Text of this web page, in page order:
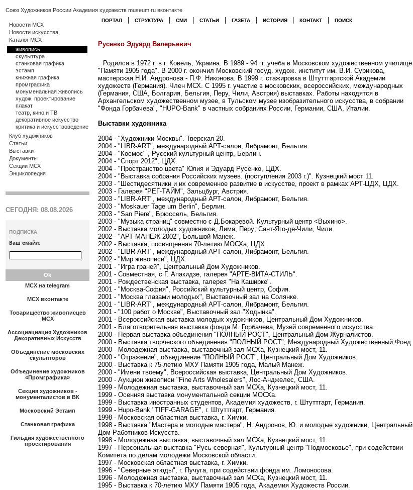
Союз Художников России Академия художеств museum.ru вконтакте
Новости МСХ
Новости искусства
Каталог МСХ
живопись
скульптура
станковая графика
эстамп
книжная графика
промграфика
монуменальная живопись
худож. проектирование
плакат
театр, кино и ТВ
декоративное искусство
критика и искусствоведение
Клуб художников
Статьи
Выставки
Документы
Секции МСХ
Энциклопедия
СЕГОДНЯ: 08.08.2026
ПОДПИСКА
Ваш емайл:
МСХ на telegram
МСХ вконтакте
Товарищество живописцев
МСХ
Ассоциациация Художников
Декоративных Искусств
Объединение московских
скульпторов
Объединение художников
«Промграфика»
Секция художников -
монументалистов в ВК
Московский Эстамп
Станковая графика
Гильдия художественного
проектирования
ПОРТАЛ СТРУКТУРА СМИ СТАТЬИ ГАЗЕТА ИСТОРИЯ КОНТАКТ ПОИСК
Русенко Эдуард Валерьевич
Родился в 1972 г. в г. Ковель, Украина. В 1989 - 94 гг. учеба в Московском художественном училище
"Памяти 1905 года". В 2000 г. окончил Московский госуд. худож. институт им. В.И. Сурикова,
мастерская Н.И. Андронова - П.Ф. Никонова. В 1999 г. стажировка в Штуттгартской Академии
художеств (Германия). Член МСХ. С 1995 г. участие в московских, всероссийских, международных
(Германия, США, Болгария, Бельгия, Перу, Чили, Австрия) выставках. Работы находятся в
Архангельском художественном музее, в Тульском музее изобразительного искусства, в собрании
"Фонда Горбачева", "HUPO-Bank" в частных собраниях России, Германии, США, Италии.
Выставки художника
2004 - "Художники Москвы". Тверская 20.
2004 - "LIBR-ART", международный АРТ-салон, Либрамонт, Бельгия.
2004 - "Космос" , Русский культурный центр, Берлин.
2004 - "Спорт 2012", ЦДХ.
2004 - "Пространство цвета" Юлия и Эдуард Русенко, ЦДХ.
2004 - "Выставка собрания Российских музеев. (поступления 2003 г.)". Кузнецкий мост 11.
2003 - "Шестидесятники и их современное развитие в искусстве, проект в рамках АРТ-ЦДХ, ЦДХ.
2003 - Галерея "РЕГ-ТАЙМ", Зальцбург, Австрия.
2003 - "LIBR-ART", международный АРТ-салон, Либрамонт, Бельгия.
2003 - "Moskauer Tage um Berlin", Берлин.
2003 - "San Piere", Брюссель, Бельгия.
2003 - "Музыка страниц" совместно с Д.Бокаревой. Культурный центр <Выхино>.
2002 - Выставка молодых художников, Лима, Перу; Сант-Яго-де-Чили, Чили.
2002 - "АРТ-МАНЕЖ 2002", Большой Манеж.
2002 - Выставка, посвященная 70-летию МОСХа, ЦДХ.
2002 - "LIBR-ART", международный АРТ-салон, Либрамонт, Бельгия.
2002 - "Мир живописи", ЦДХ.
2001 - "Игра граней", Центральный Дом Художников.
2001 - Совместная, с Г. Апакидзе, галерея "АРТЕ-ВИТА-СТИЛЬ".
2001 - Рождественская выставка, галерея "На Каширке".
2001 - "Москва-София", Российский культурный центр, София.
2001 - "Москва глазами молодых", Выставочный зал на Солянке.
2001 - "LIBR-ART", международный АРТ-салон, Либрамонт, Бельгия.
2001 - "100 работ о Москве", Выставочный зал "Ходынка".
2001 - Всероссийская выставка молодых художников, Центральный Дом Художников.
2001 - Благотворительная выставка фонда М. Горбачева, Музей современного искусства.
2000 - Первая выставка объединения "ПОЛНЫЙ РОСТ", Центральный Дом Журналистов.
2000 - Выставка творческого объединения "ПОЛНЫЙ РОСТ", Международный Художественный Фонд.
2000 - Молодежная выставка, выставочный зал МСХа, Кузнецкий мост, 11.
2000 - "Отражение", объединение "ПОЛНЫЙ РОСТ", Центральный Дом Художников.
2000 - Выставка к 75-летию МХУ Памяти 1905 года, Малый Манеж.
2000 - "Имени твоему", Всероссийская выставка, Центральный Дом Художников.
2000 - Аукцион живописи "Fine Arts Wholesalers", Лос-Анджелес, США.
1999 - Молодежная выставка, выставочный зал МСХа, Кузнецкий мост, 11.
1999 - Осенняя выставка монументальной секции МОСХа.
1999 - Выставка иностранных студентов, Академия художеств, г. Штуттгарт, Германия.
1999 - Hupo-Bank "TIFF-GARAGE", г. Штуттгарт, Германия.
1998 - Московская областная выставка, г. Химки.
1998 - Выставка "Мастера и молодые мастера", Н. Андронов, Ю. и молодые художники, Центральный
Дом Работников Искусств.
1998 - Молодежная выставка, выставочный зал МСХа, Кузнецкий мост, 11.
1997 - Персональная выставка "Русь северная", Культурный центр "Подмосковье", при содействии
Комитета по делам молодежи Московской области.
1997 - Московская областная выставка, г. Химки.
1996 - "Северные этюды", г. Пучуга, при содействии фонда им. Ломоносова.
1996 - Молодежная выставка, выставочный зал МСХа, Кузнецкий мост, 11.
1995 - Выставка к 70-летию МХУ Памяти 1905 года, Академия Художеств России.